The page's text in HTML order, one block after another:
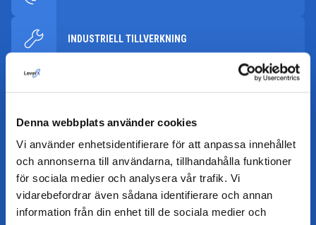
Denna webbplats använder cookies
Vi använder enhetsidentifierare för att anpassa innehållet
och annonserna till användarna, tillhandahålla funktioner
för sociala medier och analysera vår trafik. Vi
vidarebefordrar även sådana identifierare och annan
information från din enhet till de sociala medier och
INDUSTRIELL TILLVERKNING
METALL OCH GRUVDRIFT
KEMI
DETALJ- OCH PARTIHANDEL